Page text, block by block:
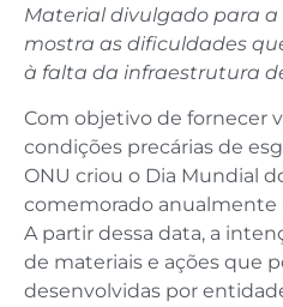
Material divulgado para a
mostra as dificuldades
à falta da infraestrutura
Com objetivo de fornecer
condições precárias de
ONU criou o Dia Mundial
comemorado anualmente
A partir dessa data, a
de materiais e ações que
desenvolvidas por